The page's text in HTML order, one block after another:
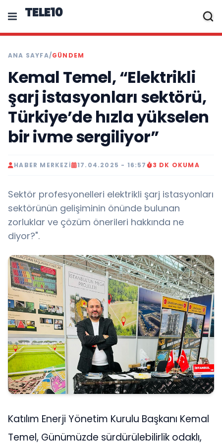
TELE10
ANA SAYFA/GÜNDEM
Kemal Temel, “Elektrikli
şarj istasyonları sektörü,
Türkiye’de hızla yükselen
bir ivme sergiliyor”
HABER MERKEZI 17.04.2025 - 16:57 3 DK OKUMA
Sektör profesyonelleri elektrikli şarj istasyonları
sektörünün gelişiminin önünde bulunan
zorluklar ve çözüm önerileri hakkında ne
diyor?".
Katılım Enerji Yönetim Kurulu Başkanı Kemal
Temel, Günümüzde sürdürülebilirlik odaklı,